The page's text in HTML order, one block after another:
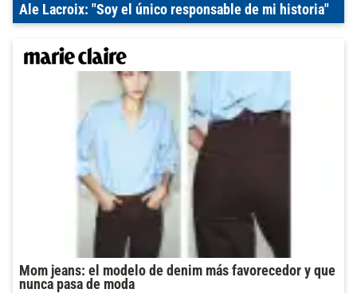
Ale Lacroix: "Soy el único responsable de mi historia"
Mom jeans: el modelo de denim más favorecedor y que
nunca pasa de moda